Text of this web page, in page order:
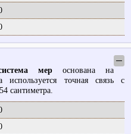
─
мер основана на
точная связь с
сантиметра.